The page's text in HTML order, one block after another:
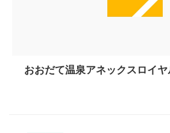
おおだて温泉アネックスロイ